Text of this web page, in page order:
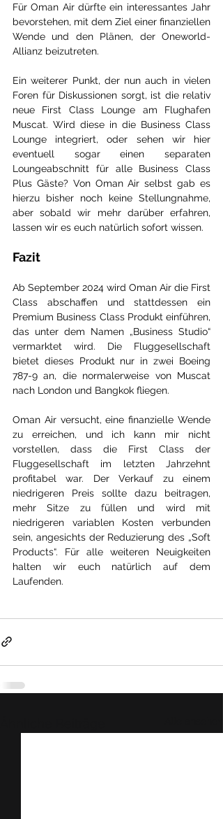
Für Oman Air dürfte ein interessantes Jahr
bevorstehen, mit dem Ziel einer finanziellen
Wende und den Plänen, der Oneworld-
Allianz beizutreten.
Ein weiterer Punkt, der nun auch in vielen
Foren für Diskussionen sorgt, ist die relativ
neue First Class Lounge am Flughafen
Muscat. Wird diese in die Business Class
Lounge integriert, oder sehen wir hier
eventuell sogar einen separaten
Loungeabschnitt für alle Business Class
Plus Gäste? Von Oman Air selbst gab es
hierzu bisher noch keine Stellungnahme,
aber sobald wir mehr darüber erfahren,
lassen wir es euch natürlich sofort wissen.
Fazit
Ab September 2024 wird Oman Air die First
Class abschaffen und stattdessen ein
Premium Business Class Produkt einführen,
das unter dem Namen „Business Studio“
vermarktet wird. Die Fluggesellschaft
bietet dieses Produkt nur in zwei Boeing
787-9 an, die normalerweise von Muscat
nach London und Bangkok fliegen.
Oman Air versucht, eine finanzielle Wende
zu erreichen, und ich kann mir nicht
vorstellen, dass die First Class der
Fluggesellschaft im letzten Jahrzehnt
profitabel war. Der Verkauf zu einem
niedrigeren Preis sollte dazu beitragen,
mehr Sitze zu füllen und wird mit
niedrigeren variablen Kosten verbunden
sein, angesichts der Reduzierung des „Soft
Products“. Für alle weiteren Neuigkeiten
halten wir euch natürlich auf dem
Laufenden.